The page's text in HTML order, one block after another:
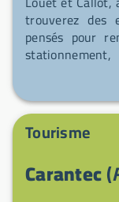
trouverez des
pensés pour
(borne
boulangerie,
accessibles, et
jeudi matin.
la côte
Tourisme
Carantec(